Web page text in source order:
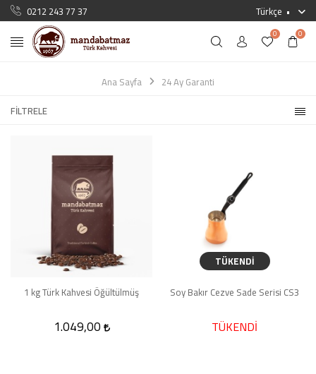
0212 243 77 37 Türkçe
0 0
Ana Sayfa
24 Ay Garanti
FILTRELE
1 kg Türk Kahvesi Öğültülmüş
1.049,00
TÜKENDİ
Soy Bakır Cezve Sade Serisi CS3
TÜKENDİ